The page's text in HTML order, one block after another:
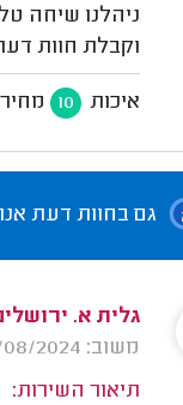
ניהלנו שיחה
וקבלת חוות
איכות 10 מחיר
גם בחוות דעת
גלית א.
משוב: 05/08/2024
תיאור השירות: